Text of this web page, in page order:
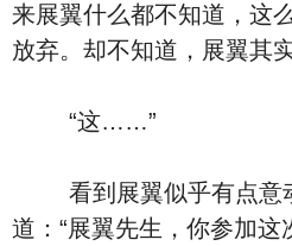
来展翼什么都不知道，这
放弃。却不知道，展翼其
“这……”
看到展翼似乎有点意
道：“展翼先生，你参加